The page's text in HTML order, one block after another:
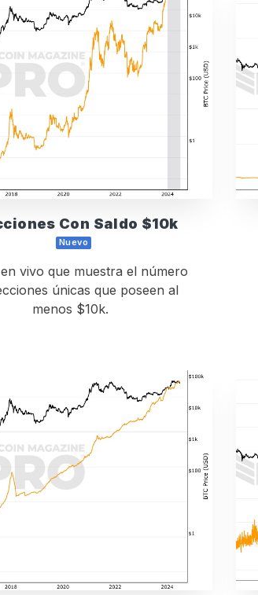
Con Saldo $10k
Nuevo
vivo que muestra el número
únicas que poseen al
menos $10k.